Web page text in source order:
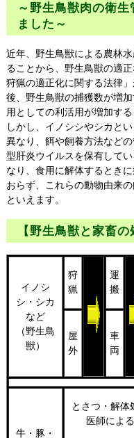
～野生鳥獣肉の衛
ました～
近年、野生鳥獣による農林
ることから、野生鳥獣の適
狩猟の適正化に関する法律
後、野生鳥獣の捕獲数が増
用としての利活用が増加す
しかし、イノシシやシカと
異なり、餌や飼養方法など
型肝炎ウイルスを保有して
なり、食用に解体するとき
おらず、これらの動物由来
といえます。
【野生鳥獣と家畜
イノシ
シ・シカ
など
（野生鳥
獣）
狩
猟
運
搬
屋
外
車
両
牛・豚・
とさつ・解体
医師によ